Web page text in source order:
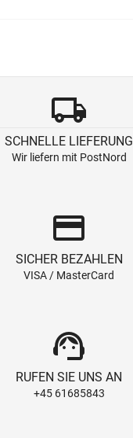
local_shipping
SCHNELLE LIEFERUNG
Wir liefern mit PostNord
credit_card
SICHER BEZAHLEN
VISA / MasterCard
support_agent
RUFEN SIE UNS AN
+45 61685843